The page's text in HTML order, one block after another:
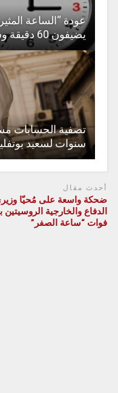
عودة “الساعة
يضيفون 60 دقيقة وسط جدل متجدد
سنوات لسعيد
أحدث مقال
ضحكة واسعة على مُحيّا
الدفاع والخارجية الروسيتين
فوات “ساعة الصفر”